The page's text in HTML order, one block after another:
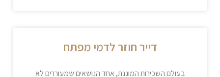
דייר חוזר לדמי מפתח
בעולם השכירות המוגנת, אחד הנושאים שמעוררים לא